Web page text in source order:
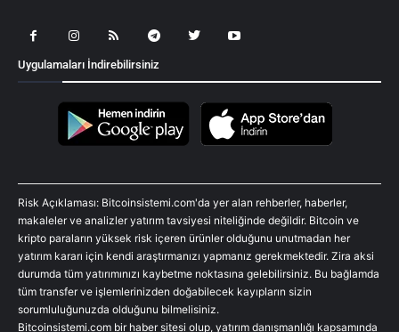
Uygulamaları İndirebilirsiniz
Risk Açıklaması: Bitcoinsistemi.com'da yer alan rehberler, haberler,
makaleler ve analizler yatırım tavsiyesi niteliğinde değildir. Bitcoin ve
kripto paraların yüksek risk içeren ürünler olduğunu unutmadan her
yatırım kararı için kendi araştırmanızı yapmanız gerekmektedir. Zira aksi
durumda tüm yatırımınızı kaybetme noktasına gelebilirsiniz. Bu bağlamda
tüm transfer ve işlemlerinizden doğabilecek kayıpların sizin
sorumluluğunuzda olduğunu bilmelisiniz.
Bitcoinsistemi.com bir haber sitesi olup, yatırım danışmanlığı kapsamında